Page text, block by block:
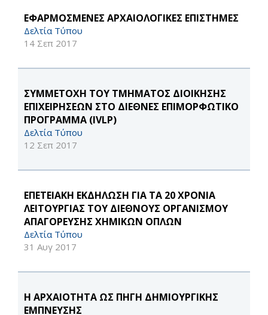
ΕΦΑΡΜΟΣΜΕΝΕΣ ΑΡΧΑΙΟΛΟΓΙΚΕΣ ΕΠΙΣΤΗΜΕΣ
Δελτία Τύπου
14 Σεπ 2017
ΣΥΜΜΕΤΟΧΗ ΤΟΥ ΤΜΗΜΑΤΟΣ ΔΙΟΙΚΗΣΗΣ
ΕΠΙΧΕΙΡΗΣΕΩΝ ΣΤΟ ΔΙΕΘΝΕΣ ΕΠΙΜΟΡΦΩΤΙΚΟ
ΠΡΟΓΡΑΜΜΑ (IVLP)
Δελτία Τύπου
12 Σεπ 2017
EΠΕΤΕΙΑΚΗ ΕΚΔΗΛΩΣΗ ΓΙΑ ΤΑ 20 ΧΡΟΝΙΑ
ΛΕΙΤΟΥΡΓΙΑΣ ΤΟΥ ΔΙΕΘΝΟΥΣ ΟΡΓΑΝΙΣΜΟΥ
ΑΠΑΓΟΡΕΥΣΗΣ ΧΗΜΙΚΩΝ ΟΠΛΩΝ
Δελτία Τύπου
31 Αυγ 2017
Η ΑΡΧΑΙΟΤΗΤΑ ΩΣ ΠΗΓΗ ΔΗΜΙΟΥΡΓΙΚΗΣ
ΕΜΠΝΕΥΣΗΣ